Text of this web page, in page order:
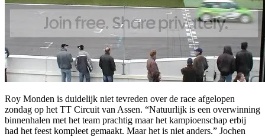
Roy Monden is duidelijk niet tevreden over de race afgelopen
zondag op het TT Circuit van Assen. “Natuurlijk is een overwinning
binnenhalen met het team prachtig maar het kampioenschap erbij
had het feest kompleet gemaakt. Maar het is niet anders.” Jochen